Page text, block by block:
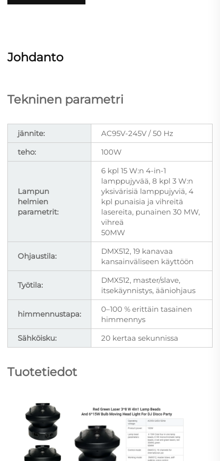
Johdanto
Tekninen parametri
jännite:
AC95V-245V / 50 Hz
teho:
100W
Lampun
helmien
parametrit:
6 kpl 15 W:n 4-in-1
lamppujyvää, 8 kpl 3 W:n
yksivärisiä lamppujyviä, 4
kpl punaisia ja vihreitä
lasereita, punainen 30 MW,
vihreä
50MW
Ohjaustila:
DMX512, 19 kanavaa
kansainväliseen käyttöön
Työtila:
DMX512, master/slave,
itsekäynnistys, ääniohjaus
himmennustapa:
0–100 % erittäin tasainen
himmennys
Sähköisku:
20 kertaa sekunnissa
Tuotetiedot